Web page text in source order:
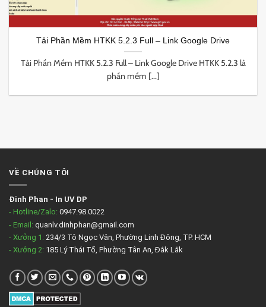
Tải Phần Mềm HTKK 5.2.3 Full – Link Google Drive
Tải Phần Mềm HTKK 5.2.3 Full – Link Google Drive HTKK 5.2.3 là
phần mềm [...]
VỀ CHÚNG TÔI
Đinh Phan - In UV DP
- Hotline/Zalo: 0947.98.0022
- Email: quanlv.dinhphan@gmail.com
- Xưởng 1: 234/3 Tô Ngọc Vân, Phường Linh Đông, TP. HCM
- Xưởng 2: 185 Lý Thái Tổ, Phường Tân An, Đắk Lắk